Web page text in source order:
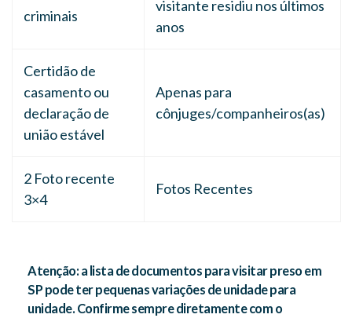
criminais
visitante residiu nos últimos
anos
Certidão de
casamento ou
declaração de
união estável
Apenas para
cônjuges/companheiros(as)
2 Foto recente
3×4
Fotos Recentes
Atenção: a lista de documentos para visitar preso em
SP pode ter pequenas variações de unidade para
unidade. Confirme sempre diretamente com o